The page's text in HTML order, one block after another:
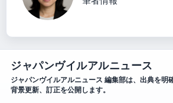
ジャパンヴイルアルニュース
ジャパンヴイルアルニュース 編集部は、出典を明
背景更新、訂正を公開します。